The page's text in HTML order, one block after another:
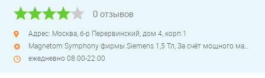
0 отзывов
Адрес: Москва, б-р Перервинский, дом 4, корп.1
ежедневно 08:00-22:00